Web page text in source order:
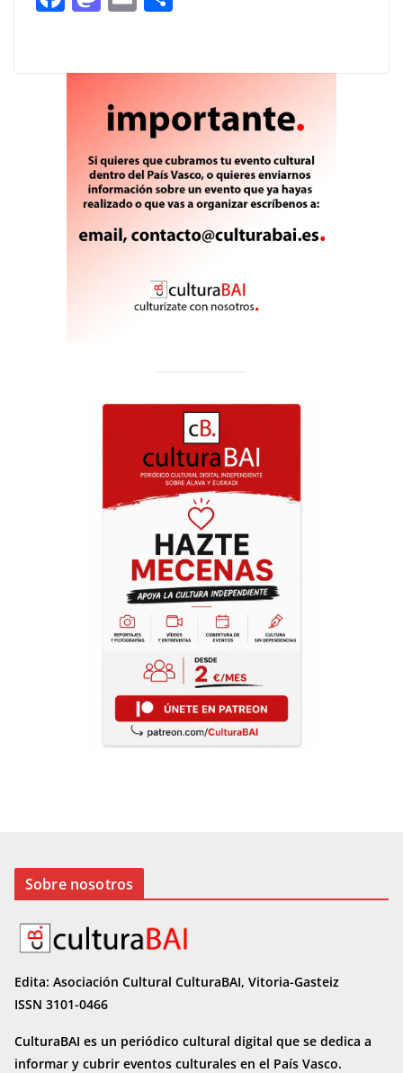
b d
o
n
l p
ar
ti
r
Sobre nosotros
Edita: Asociación Cultural CulturaBAI, Vitoria-Gasteiz
ISSN 3101-0466
CulturaBAI es un periódico cultural digital que se dedica a
informar y cubrir eventos culturales en el País Vasco.